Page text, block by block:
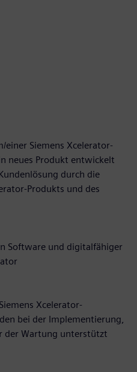
Siemens Xcelerator-
neues Produkt entwickelt
durch die
Produkts und des
Software und digitalfähiger
Xcelerator-
bei der Implementierung,
der Wartung unterstützt